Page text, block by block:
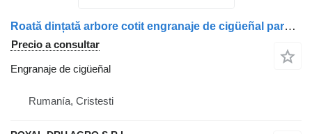
Roată dințată arbore cotit engranaje de cigüeñal para Mercedes-Benz A9360520103 9360520103 camión
Precio a consultar
Engranaje de cigüeñal
Rumanía, Cristesti